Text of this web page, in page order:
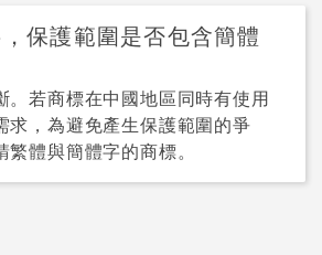
保護範圍是否包含簡體
。若商標在中國地區同時有使用
求，為避免產生保護範圍的爭
體與簡體字的商標。